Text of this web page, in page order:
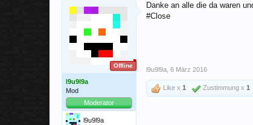
Offline
l9u9l9a
Mod
Moderator
l9u9l9a
Danke an alle die da waren
#Close
l9u9l9a 6 März 2016
Like x 1 Zustimmung x 1